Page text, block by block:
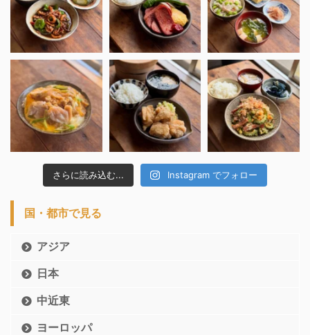
さらに読み込む... Instagram でフォロー
国・都市で見る
アジア
日本
中近東
ヨーロッパ